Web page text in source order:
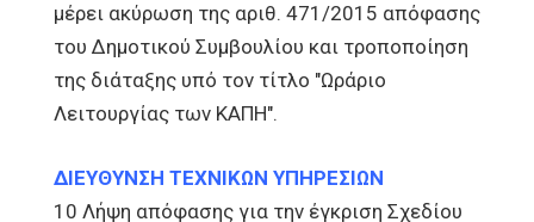
μέρει ακύρωση της αριθ. 471/2015 απόφασης
του Δημοτικού Συμβουλίου και τροποποίηση
της διάταξης υπό τον τίτλο "Ωράριο
Λειτουργίας των ΚΑΠΗ".
ΔΙΕΥΘΥΝΣΗ ΤΕΧΝΙΚΩΝ ΥΠΗΡΕΣΙΩΝ
10 Λήψη απόφασης για την έγκριση Σχεδίου